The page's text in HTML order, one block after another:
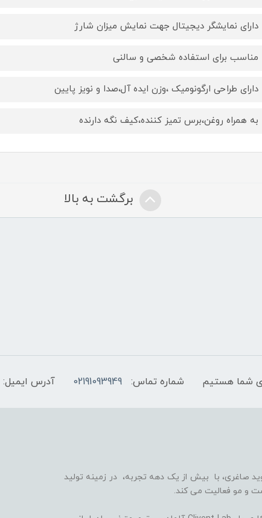
دارای نمایشگر دیجیتال جهت نمایش میزان شارژ
مناسب برای استفاده شخصی و سالنی
دارای طراحی ارگونومیک ،وزن ایده آل،صدا و نویز پایین
به همراه روغن،برس تمیز کننده،کیف نگه دارنده
برگشت به بالا
شماره تماس: 02191093949 آدرس ایمیل:
صاغری، با بیش از یک دهه تجربه، در زمینه تولید
و مو فعالیت می کند.